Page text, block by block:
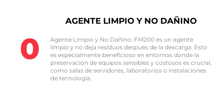
AGENTE LIMPIO Y NO DAÑINO
Agente Limpio y No Dañino: FM200 es un agente
limpio y no deja residuos después de la descarga. Esto
es especialmente beneficioso en entornos donde la
preservación de equipos sensibles y costosos es crucial,
como salas de servidores, laboratorios o instalaciones
de tecnología.
0